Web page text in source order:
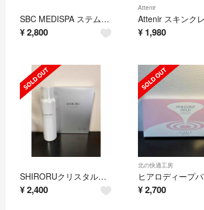
SBC MEDISPA ステムローション120ml
¥2,800
Attenir
¥ 1,980
SHIRORUクリスタルホイップ洗顔➕プレミアムヘェイスマスク
¥2,400
北の快適工房
¥2,700